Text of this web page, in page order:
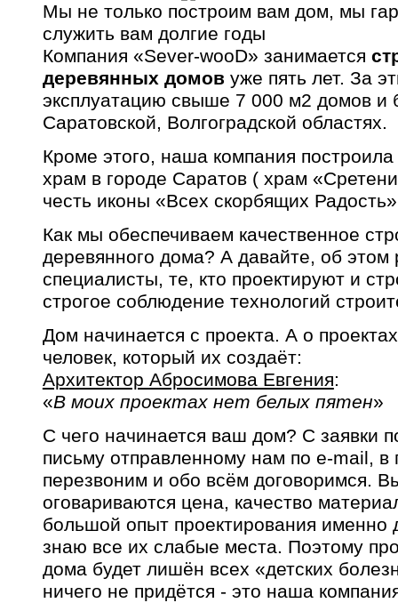
Мы не только построим вам дом, мы
служить вам долгие годы
Компания «Sever-wooD» занимается
деревянных домов уже пять лет. За
эксплуатацию свыше 7 000 м2 домов и
Саратовской, Волгоградской областях.
Кроме этого, наша компания
храм в городе Саратов ( храм
честь иконы «Всех скорбящих
Как мы обеспечиваем качественное
деревянного дома? А давайте, об этом
специалисты, те, кто проектируют и
строгое соблюдение технологий
Дом начинается с проекта. А о
человек, который их создаёт:
Архитектор Абросимова Евгения:
«В моих проектах нет белых пятен»
С чего начинается ваш дом? С заявки
письму отправленному нам по e-mail,
перезвоним и обо всём договоримся.
оговариваются цена, качество
большой опыт проектирования именно
знаю все их слабые места. Поэтому
дома будет лишён всех «детских
ничего не придётся - это наша